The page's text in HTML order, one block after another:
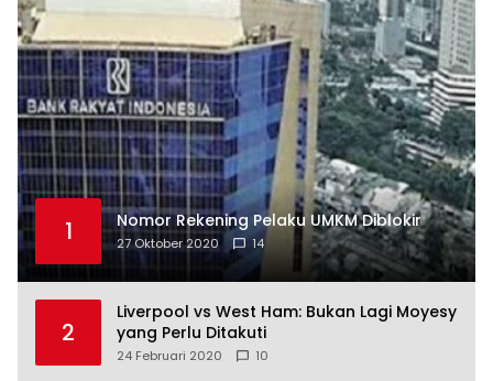
1 Nomor Rekening Pelaku UMKM Diblokir
27 Oktober 2020 14
2
Liverpool vs West Ham: Bukan Lagi Moyesy
yang Perlu Ditakuti
24 Februari 2020 10